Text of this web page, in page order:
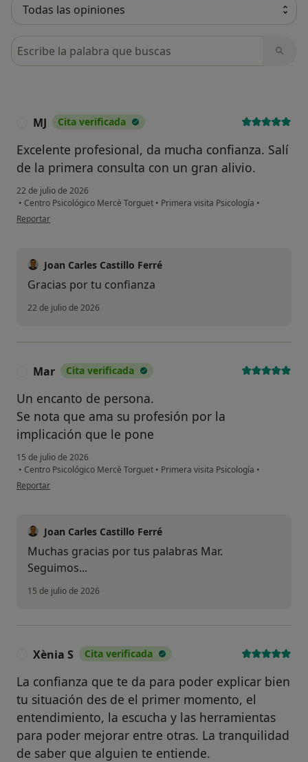
Busca en opiniones
MJ Cita verificada
Excelente profesional, da mucha confianza. Salí
de la primera consulta con un gran alivio.
22 de julio de 2026
• Centro Psicológico Mercè Torguet • Primera visita Psicología •
en opinión del usuario MJ
Reportar
Joan Carles Castillo Ferré
Gracias por tu confianza
22 de julio de 2026
Mar Cita verificada
Un encanto de persona.
Se nota que ama su profesión por la
implicación que le pone
15 de julio de 2026
• Centro Psicológico Mercè Torguet • Primera visita Psicología •
en opinión del usuario Mar
Reportar
Joan Carles Castillo Ferré
Muchas gracias por tus palabras Mar.
Seguimos...
15 de julio de 2026
Xènia S Cita verificada
La confianza que te da para poder explicar bien
tu situación des de el primer momento, el
entendimiento, la escucha y las herramientas
para poder mejorar entre otras. La tranquilidad
de saber que alguien te entiende.